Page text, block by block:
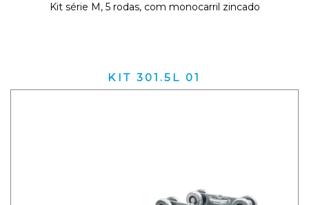
Kit série M, 5 rodas, com monocarril zincado
KIT 301.5L 01